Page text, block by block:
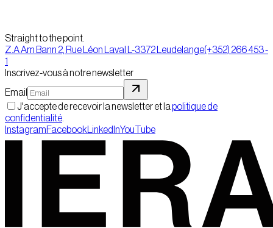
Straight to the point.
Z.A Am Bann 2, Rue Léon Laval L-3372 Leudelange(+352) 266 453 -
1
Inscrivez-vous à notre newsletter
Email
J'accepte de recevoir la newsletter et lapolitique de
confidentialité
InstagramFacebook LinkedInYouTube